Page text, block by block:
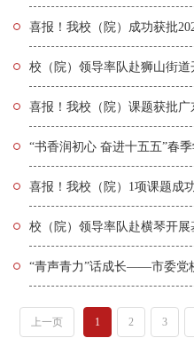
校（院）领导率队赴狮山街
校（院）领导率队赴横琴开
上一页 1 2 3